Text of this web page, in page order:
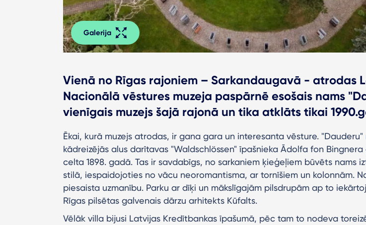
Galerija
Vienā no Rīgas rajoniem – Sarkandaugavā - atrodas
Nacionālā vēstures muzeja paspārnē esošais nams
vienīgais muzejs šajā rajonā un tika atklāts tikai
Ēkai, kurā muzejs atrodas, ir gana gara un interesanta vēsture. "Dauderu"
kādreizējās alus darītavas "Waldschlössen" īpašnieka Ādolfa fon Bingnera
celta 1898. gadā. Tas ir savdabīgs, no sarkaniem ķieģeļiem būvēts nams
stilā, iespaidojoties no vācu neoromantisma, ar tornīšiem un kolonnām.
piesaista uzmanību. Parku ar dīķi un mākslīgajām pilsdrupām ap to
Rīgas pilsētas galvenais dārzu arhitekts Kūfalts.
Vēlāk villa bijusi Latvijas Kredītbankas īpašumā, pēc tam to nodeva